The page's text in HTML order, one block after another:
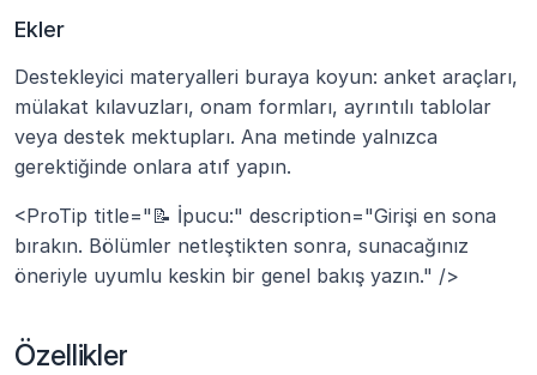
Ekler
Destekleyici materyalleri buraya koyun: anket araçları,
mülakat kılavuzları, onam formları, ayrıntılı tablolar
veya destek mektupları. Ana metinde yalnızca
gerektiğinde onlara atıf yapın.
<ProTip title="📝 İpucu:" description="Girişi en sona
bırakın. Bölümler netleştikten sonra, sunacağınız
öneriyle uyumlu keskin bir genel bakış yazın." />
Özellikler